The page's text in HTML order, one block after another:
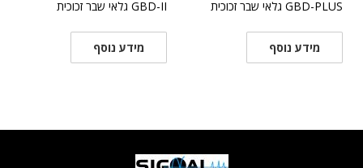
GBD-PLUS גלאי שבר זכוכית
מידע נוסף
GBD-II גלאי שבר זכוכית
מידע נוסף